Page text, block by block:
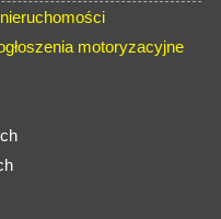
motoryzacyjne